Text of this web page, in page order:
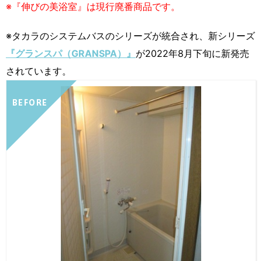
※『伸びの美浴室』は現行廃番商品です。
※タカラのシステムバスのシリーズが統合され、新シリーズ
『グランスパ（GRANSPA）』 が2022年8月下旬に新発売
されています。
BEFORE